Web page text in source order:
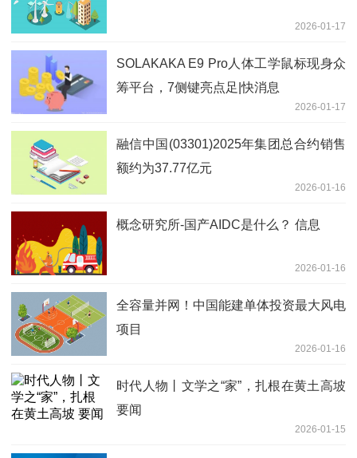
2026-01-17
SOLAKAKA E9 Pro人体工学鼠标现身众
筹平台，7侧键亮点足|快消息
2026-01-17
融信中国(03301)2025年集团总合约销售
额约为37.77亿元
2026-01-16
概念研究所-国产AIDC是什么？ 信息
2026-01-16
全容量并网！中国能建单体投资最大风电
项目
2026-01-16
时代人物丨文学之“家”，扎根在黄土高坡
要闻
2026-01-15